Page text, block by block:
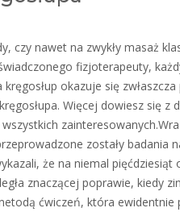
czy nawet na zwykły masaż
fizjoterapeuty,
okazuje się zwłaszcza
Więcej dowiesz się z
zostały badania
że na niemal pięćdziesiąt
znaczącej poprawie, kiedy
ćwiczeń, która ewidentnie